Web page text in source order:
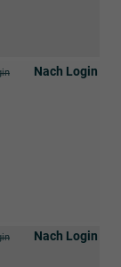
Nach Login
Nach Login